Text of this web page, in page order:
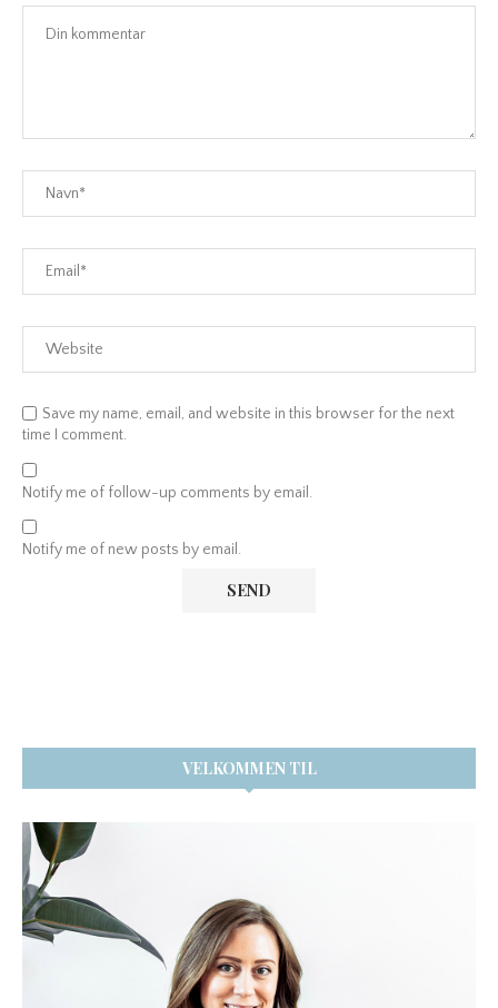
Save my name, email, and website in this browser for the next
time I comment.
Notify me of follow-up comments by email.
Notify me of new posts by email.
VELKOMMEN TIL